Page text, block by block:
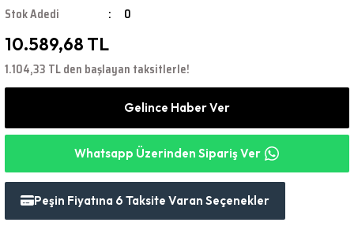
Stok Adedi
0
10.589,68 TL
1.104,33 TL den başlayan taksitlerle!
Gelince Haber Ver
Whatsapp Üzerinden Sipariş Ver
Peşin Fiyatına 6 Taksite Varan Seçenekler